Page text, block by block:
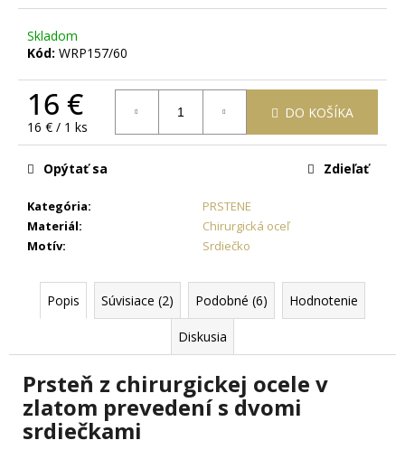
Skladom
Kód: WRP157/60
16 €
Jednotková
cena:
16 € / 1 ks
DO KOŠÍKA
Kategória:
PRSTENE
Materiál:
Chirurgická oceľ
Motív: Srdiečko
Opýtať sa Zdieľať
Popis Súvisiace (2) Podobné (6) Hodnotenie
Diskusia
Prsteň z chirurgickej ocele v
zlatom prevedení s dvomi
srdiečkami
RETIAZKA
ANJEL
TVARE
KRÍŽIKU
+
TOMTO
SI
MÔŽETE
ZVOLIŤ
DĹŽKU